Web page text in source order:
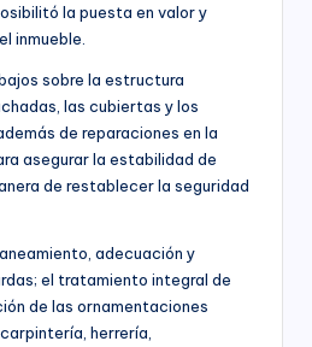
la puesta en valor y
inmueble.
sobre la estructura
las cubiertas y los
de reparaciones en la
asegurar la estabilidad de
de restablecer la seguridad
adecuación y
el tratamiento integral de
de las ornamentaciones
herrería,